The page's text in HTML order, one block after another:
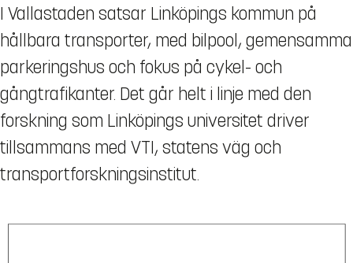
I Vallastaden satsar Linköpings kommun på
hållbara transporter, med bilpool, gemensamma
parkeringshus och fokus på cykel- och
gångtrafikanter. Det går helt i linje med den
forskning som Linköpings universitet driver
tillsammans med VTI, statens väg och
transportforskningsinstitut.